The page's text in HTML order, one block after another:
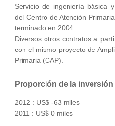
Servicio de ingeniería básica
del Centro de Atención
terminado en 2004.
Diversos otros contratos a
con el mismo proyecto de
Primaria (CAP).
Proporción de la inversión
2012 : US$ -63 miles
2011 : US$ 0 miles